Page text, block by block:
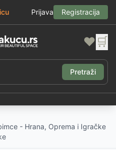
Prijava Registracija
❤️ 🛒
Pretraži
- Hrana, Oprema i Igračke